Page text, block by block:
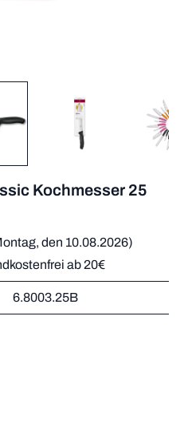
Kochmesser 25
den 10.08.2026)
ab 20€
6.8003.25B